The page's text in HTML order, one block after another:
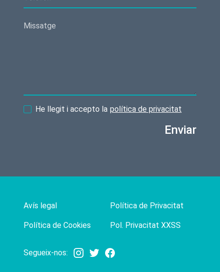
He llegit i accepto la política de privacitat
Enviar
Avís legal
Política de Cookies
Política de Privacitat
Pol. Privacitat XXSS
Segueix-nos: